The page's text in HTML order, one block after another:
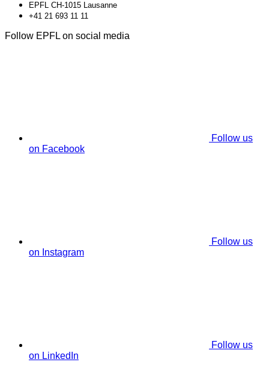
EPFL CH-1015 Lausanne
+41 21 693 11 11
Follow EPFL on social media
Follow us
on Facebook
Follow us
on Instagram
Follow us
on LinkedIn